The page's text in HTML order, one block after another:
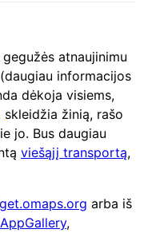
atnaujinimu
informacijos
dėkoja visiems,
skleidžia žinią, rašo
jo. Bus daugiau
viešąjį transportą,
arba iš
,